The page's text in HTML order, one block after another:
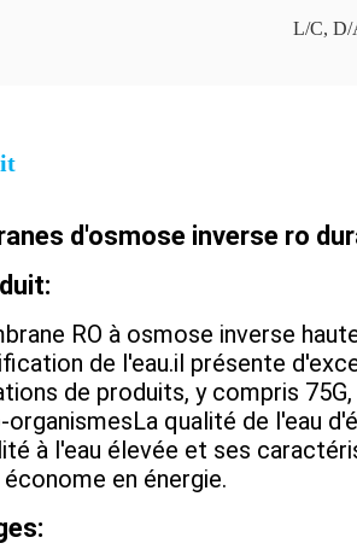
L/C, D/
d'osmose inverse ro
RO à osmose inverse
de l'eau.il présente
de produits, y compris
qualité de l'eau
à l'eau élevée et ses
en énergie.